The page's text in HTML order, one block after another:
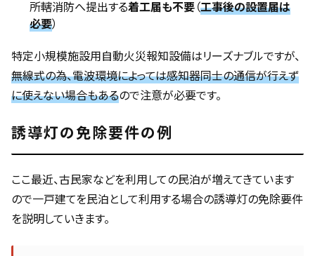
所轄消防へ提出する着工届も不要（工事後の設置届は
必要）
特定小規模施設用自動火災報知設備はリーズナブルですが、
無線式の為、電波環境によっては感知器同士の通信が行えず
に使えない場合もあるので注意が必要です。
誘導灯の免除要件の例
ここ最近、古民家などを利用しての民泊が増えてきています
ので一戸建てを民泊として利用する場合の誘導灯の免除要件
を説明していきます。